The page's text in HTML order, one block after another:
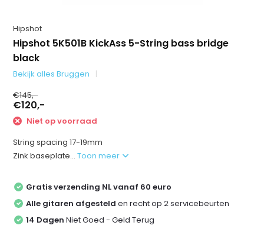
Hipshot
Hipshot 5K501B KickAss 5-String bass bridge
black
Bekijk alles Bruggen
€145,-
€120,-
Niet op voorraad
String spacing 17-19mm
Zink baseplate...Toon meer
Gratis verzending NL vanaf 60 euro
Alle gitaren afgesteld en recht op 2 servicebeurten
14 Dagen Niet Goed - Geld Terug